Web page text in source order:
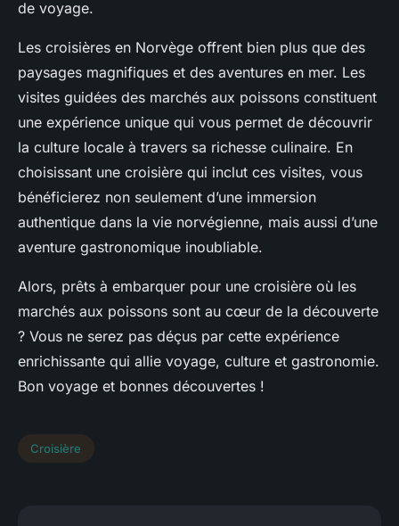
de voyage.
Les croisières en Norvège offrent bien plus que des
paysages magnifiques et des aventures en mer. Les
visites guidées des marchés aux poissons constituent
une expérience unique qui vous permet de découvrir
la culture locale à travers sa richesse culinaire. En
choisissant une croisière qui inclut ces visites, vous
bénéficierez non seulement d’une immersion
authentique dans la vie norvégienne, mais aussi d’une
aventure gastronomique inoubliable.
Alors, prêts à embarquer pour une croisière où les
marchés aux poissons sont au cœur de la découverte
? Vous ne serez pas déçus par cette expérience
enrichissante qui allie voyage, culture et gastronomie.
Bon voyage et bonnes découvertes !
Croisière